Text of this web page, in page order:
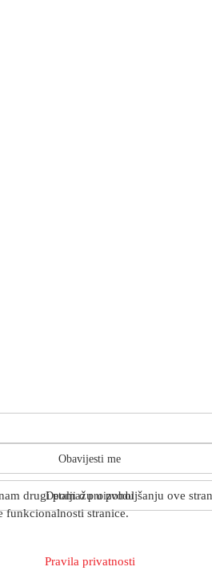
Obavijesti me
Detalji o proizvodu
drugi pomažu u poboljšanju ove
funkcionalnosti stranice.
Pravila privatnosti